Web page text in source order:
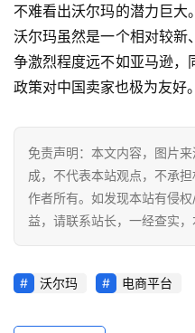
不难看出沃尔玛的潜力巨大
沃尔玛虽然是一个相对较新
争激烈程度远不如亚马逊，
政策对中国卖家也极为友好。
免责声明：本文内容，图片
成，不代表本站观点，不承
作者所有。如发现本站有侵
益，请联系站长，一经查实，
沃尔玛 电商平台